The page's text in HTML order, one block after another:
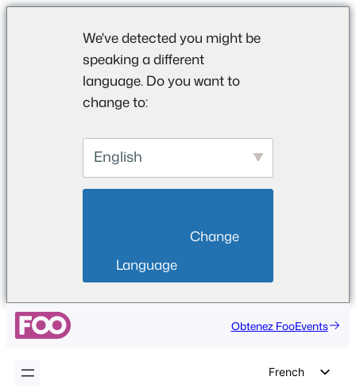
We've detected you might be
speaking a different
language. Do you want to
change to:
English
Language
Obtenez FooEvents
French